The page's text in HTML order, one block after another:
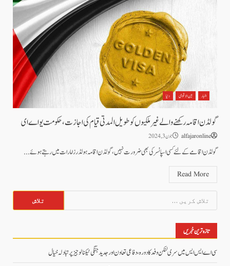
اخبار بین الاقوامی دنیا
گولڈن اقامہ رکھنے والے غیرملکیوں کو طویل المدتی قیام کی اجازت، حکومت یو اے ای
alfajaronline جون 3, 2024
گولڈن اقامے کےلئے کسی اسپانسر کی بھی ضرورت نہیں ، گولڈن اقامہ ہولڈرز امارات میں رہتے ہوئے...
Read More
کریں
برائے:
تازہ ترین خبریں
سی اے ایس ایس میں سری لنکن وفد کا دورہ، دفاعی تعاون اور جدید جنگی ٹیکنالوجیز پر تبادلہ خیال